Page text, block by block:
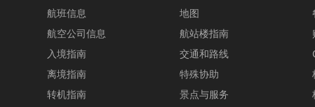
航班信息
航空公司信息
入境指南
离境指南
转机指南
地图
航站楼指南
交通和路线
特殊协助
景点与服务